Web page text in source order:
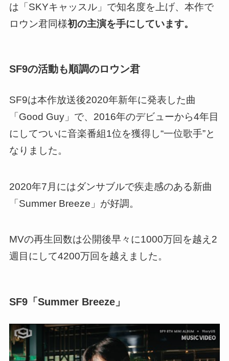
は「SKYキャッスル」で知名度を上げ、本作で
ロウン君同様初の主演を手にしています。
SF9の活動も順調のロウン君
SF9は本作放送後2020年新年に発表した曲
「Good Guy」で、2016年のデビューから4年目
にしてついに音楽番組1位を獲得し“一位歌手”と
なりました。
2020年7月にはダンサブルで疾走感のある新曲
「Summer Breeze」が好調。
MVの再生回数は公開後早々に1000万回を越え2
週目にして4200万回を越えました。
SF9「Summer Breeze」
この動画を YouTube で視聴